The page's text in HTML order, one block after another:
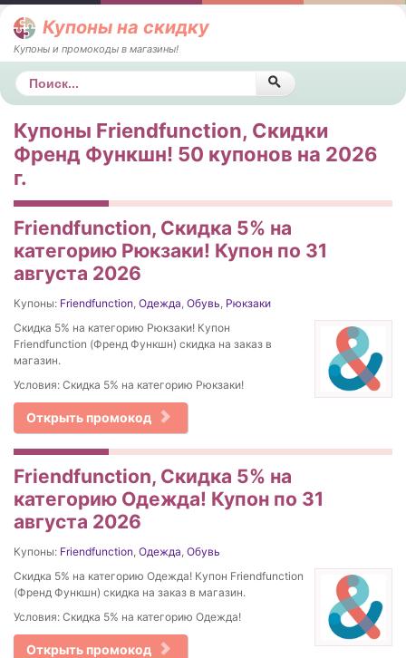
Купоны на скидку
Купоны и промокоды в магазины!
Поиск
Купоны Friendfunction, Скидки
Френд Функшн! 50 купонов на 2026
г.
Friendfunction, Скидка 5% на
категорию Рюкзаки! Купон по 31
августа 2026
Купоны: Friendfunction, Одежда, Обувь, Рюкзаки
Скидка 5% на категорию Рюкзаки! Купон
Friendfunction (Френд Функшн) скидка на заказ в
магазин.
Условия: Скидка 5% на категорию Рюкзаки!
Открыть промокод
Friendfunction, Скидка 5% на
категорию Одежда! Купон по 31
августа 2026
Купоны: Friendfunction, Одежда, Обувь
Скидка 5% на категорию Одежда! Купон Friendfunction
(Френд Функшн) скидка на заказ в магазин.
Условия: Скидка 5% на категорию Одежда!
Открыть промокод